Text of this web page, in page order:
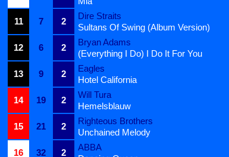
11
7 2
Dire Straits
Sultans Of Swing (Album Version)
12
6 2
Bryan Adams
(Everything I Do) I Do It For You
13
9 2
Eagles
Hotel California
14
19 2
Will Tura
Hemelsblauw
15
21 2
Righteous Brothers
Unchained Melody
16
32 2
ABBA